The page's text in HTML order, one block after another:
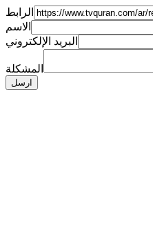
الرابط
الاسم
البريد الإلكتروني
المشكلة
ارسل